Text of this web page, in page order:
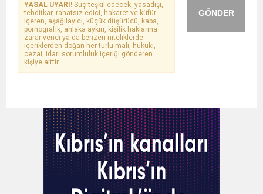
GÖNDER
YASAL UYARI! Suç teşkil edecek, yasadışı,
tehditkar, rahatsız edici, hakaret ve küfür
içeren, aşağılayıcı, küçük düşürücü, kaba,
pornografik, ahlaka aykırı, kişilik haklarına
zarar verici ya da benzeri niteliklerde
içeriklerden doğan her türlü mali, hukuki,
cezai, idari sorumluluk içeriği gönderen
kişiye aittir.